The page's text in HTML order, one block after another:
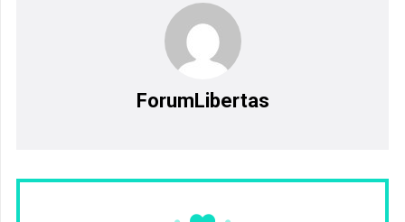
ForumLibertas